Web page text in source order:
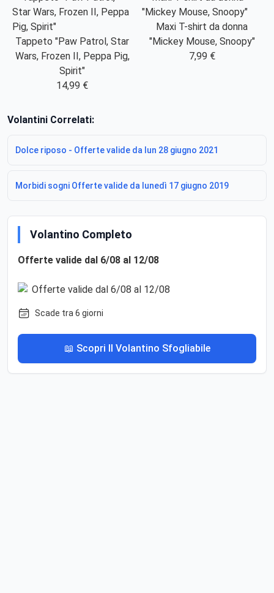
Tappeto "Paw Patrol, Star
Wars, Frozen II, Peppa Pig,
Spirit"
14,99 €
Maxi T-shirt da donna
"Mickey Mouse, Snoopy"
7,99 €
Volantini Correlati:
Dolce riposo - Offerte valide da lun 28 giugno 2021
Morbidi sogni Offerte valide da lunedì 17 giugno 2019
Volantino Completo
Offerte valide dal 6/08 al 12/08
Scade tra 6 giorni
📖 Scopri Il Volantino Sfogliabile